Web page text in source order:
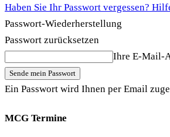
Haben Sie Ihr Passwort vergessen?
Passwort-Wiederherstellung
Passwort zurücksetzen
Ihre E-Mail-
Ein Passwort wird Ihnen per Email
MCG Termine